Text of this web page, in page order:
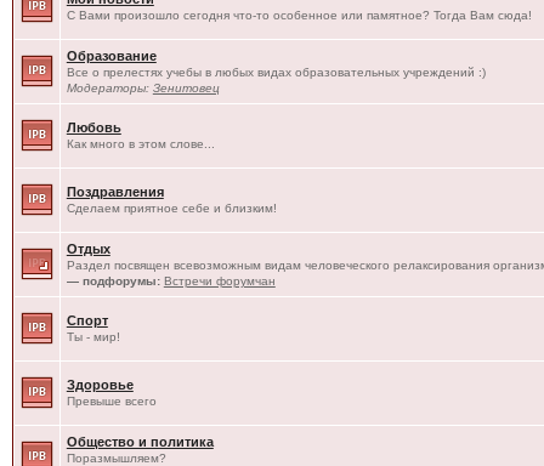
С Вами произошло сегодня что-то особенное или памятное? Тогда Вам сюда!
Образование
Все о прелестях учебы в любых видах образовательных учреждений :)
Модераторы: Зенитовец
Любовь
Как много в этом слове...
Поздравления
Сделаем приятное себе и близким!
Отдых
Раздел посвящен всевозможным видам человеческого релаксирования
— подфорумы: Встречи форумчан
Спорт
Ты - мир!
Здоровье
Превыше всего
Общество и политика
Поразмышляем?